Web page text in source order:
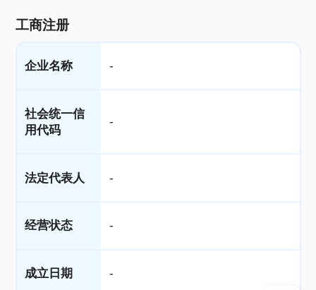
工商注册
企业名称 -
社会统一信
用代码
-
法定代表人 -
经营状态 -
成立日期 -